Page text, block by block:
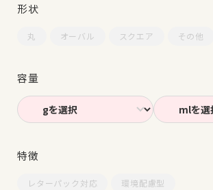
形状
丸 オーバル スクエア その他
容量
特徴
レターパック対応 環境配慮型